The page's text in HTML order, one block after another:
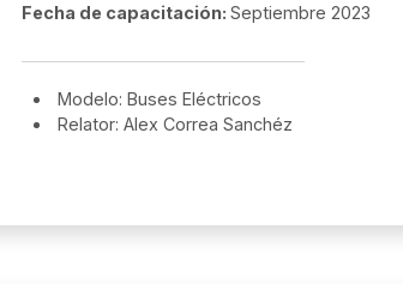
Fecha de capacitación: Septiembre 2023
Modelo: Buses Eléctricos
Relator: Alex Correa Sanchéz